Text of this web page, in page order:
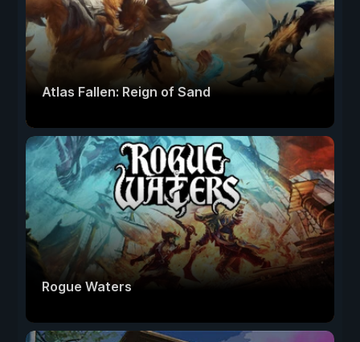
Atlas Fallen: Reign of Sand
Rogue Waters